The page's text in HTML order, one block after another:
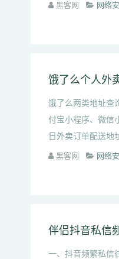
黑客网 网络
饿了么两类地址查
付宝小程序、微信
日外卖订单配送地
黑客网 网络
一、抖音频繁私信